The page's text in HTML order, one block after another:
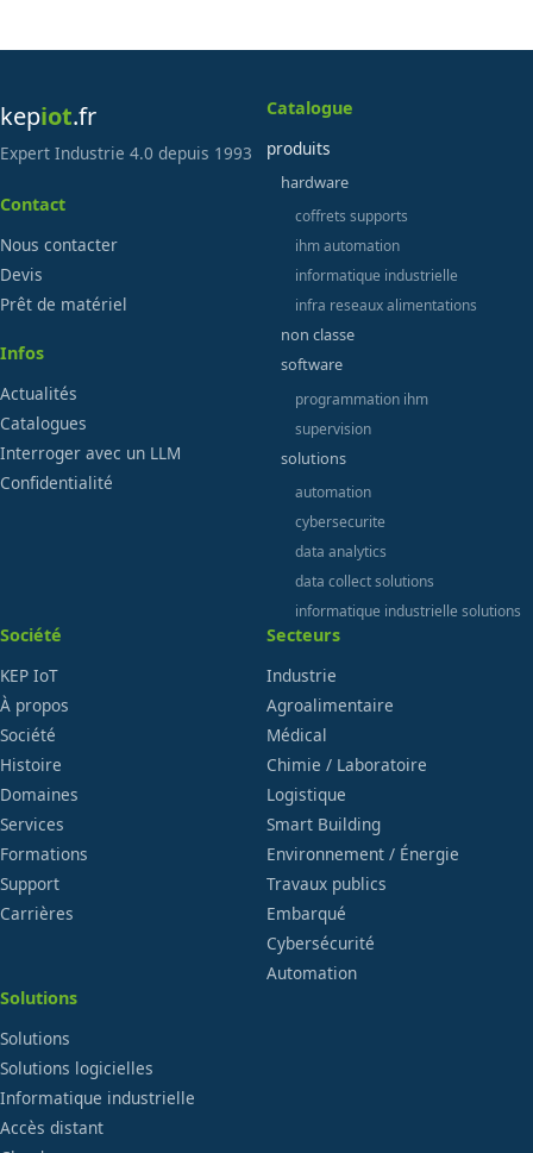
kepiot.fr
Expert Industrie 4.0 depuis 1993
Contact
Nous contacter
Devis
Prêt de matériel
Infos
Actualités
Catalogues
Interroger avec un LLM
Confidentialité
Catalogue
produits
hardware
coffrets supports
ihm automation
informatique industrielle
infra reseaux alimentations
non classe
software
programmation ihm
supervision
solutions
automation
cybersecurite
data analytics
data collect solutions
informatique industrielle solutions
Société
KEP IoT
À propos
Société
Histoire
Domaines
Services
Formations
Support
Carrières
Secteurs
Industrie
Agroalimentaire
Médical
Chimie / Laboratoire
Logistique
Smart Building
Environnement / Énergie
Travaux publics
Embarqué
Cybersécurité
Automation
Solutions
Solutions
Solutions logicielles
Informatique industrielle
Accès distant